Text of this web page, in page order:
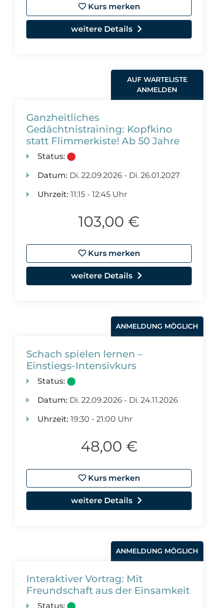
Kurs merken
weitere Details
AUF WARTELISTE
ANMELDEN
Ganzheitliches
Gedächtnistraining: Kopfkino
statt Flimmerkiste! Ab 50 Jahre
Status:
Datum: Di. 22.09.2026 - Di. 26.01.2027
Uhrzeit: 11:15 - 12:45 Uhr
103,00 €
Kurs merken
weitere Details
ANMELDUNG MÖGLICH
Schach spielen lernen –
Einstiegs-Intensivkurs
Status:
Datum: Di. 22.09.2026 - Di. 24.11.2026
Uhrzeit: 19:30 - 21:00 Uhr
48,00 €
Kurs merken
weitere Details
ANMELDUNG MÖGLICH
Interaktiver Vortrag: Mit
Freundschaft aus der Einsamkeit
Status: